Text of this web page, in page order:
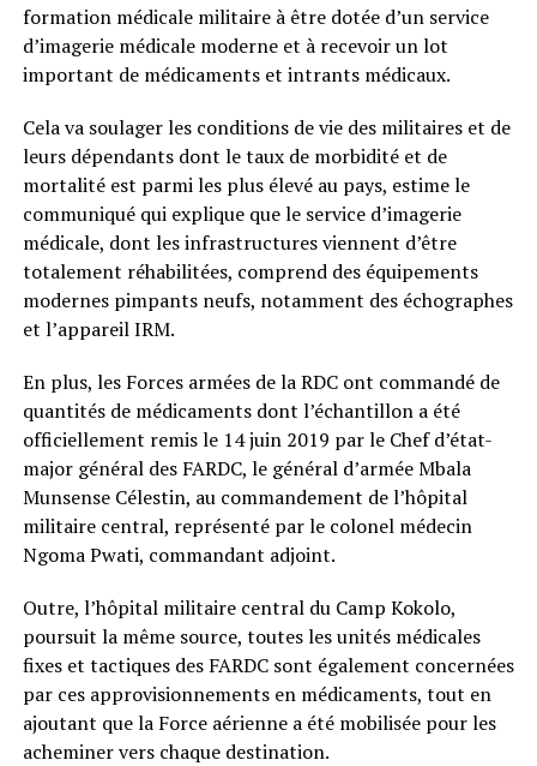
formation médicale militaire à être dotée d’un service
d’imagerie médicale moderne et à recevoir un lot
important de médicaments et intrants médicaux.
Cela va soulager les conditions de vie des militaires et de
leurs dépendants dont le taux de morbidité et de
mortalité est parmi les plus élevé au pays, estime le
communiqué qui explique que le service d’imagerie
médicale, dont les infrastructures viennent d’être
totalement réhabilitées, comprend des équipements
modernes pimpants neufs, notamment des échographes
et l’appareil IRM.
En plus, les Forces armées de la RDC ont commandé de
quantités de médicaments dont l’échantillon a été
officiellement remis le 14 juin 2019 par le Chef d’état-
major général des FARDC, le général d’armée Mbala
Munsense Célestin, au commandement de l’hôpital
militaire central, représenté par le colonel médecin
Ngoma Pwati, commandant adjoint.
Outre, l’hôpital militaire central du Camp Kokolo,
poursuit la même source, toutes les unités médicales
fixes et tactiques des FARDC sont également concernées
par ces approvisionnements en médicaments, tout en
ajoutant que la Force aérienne a été mobilisée pour les
acheminer vers chaque destination.